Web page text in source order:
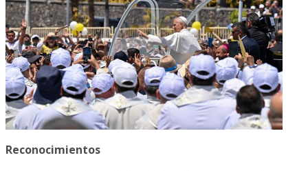
Reconocimientos